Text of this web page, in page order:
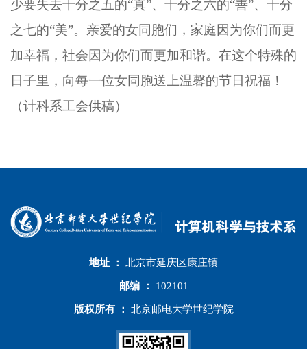
少要失去十分之五的“真”、十分之六的“善”、十分
之七的“美”。亲爱的女同胞们，家庭因为你们而更
加幸福，社会因为你们而更加和谐。 在这个特殊的
日子里，向每一位女同胞送上温馨的节日祝福！
（计科系工会供稿）
地址 ： 北京市延庆区康庄镇
邮编 ： 102101
版权所有 ： 北京邮电大学世纪学院